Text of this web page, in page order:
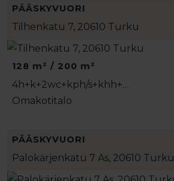
PÄÄSKYVUORI
Tilhenkatu 7, 20610 Turku
128 m² / 200 m²
4h+k+2wc+kph/s+khh+…
Omakotitalo
PÄÄSKYVUORI
Palokärjenkatu 7 As, 20610 Turku